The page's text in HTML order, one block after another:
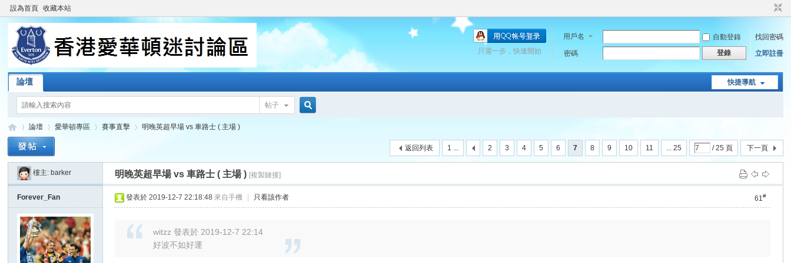
設為首頁 收藏本站
用戶名 自動登錄
找回密碼
密碼
登錄 立即註冊
只需一步，快速開始
快捷導航
論壇
帖子
»
論壇
›
愛華頓專區 賽事直擊
›
明晚英超早場 vs 車路士 ( 主場 )
1 ... 2 3 4 5 6 7 8 9 10 11 ... 25 / 25 頁 下一頁
返回列表
樓主: barker 明晚英超早場 vs 車路士 ( 主場 ) [複製鏈接]
Forever_Fan 61#
發表於 2019-12-7 22:18:48 來自手機 只看該作者
witzz 發表於 2019-12-7 22:14
好波不如好運